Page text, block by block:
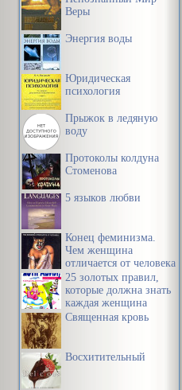
Веры
Энергия воды
Юридическая
психология
Прыжок в ледяную
воду
Протоколы колдуна
Стоменова
5 языков любви
Конец феминизма.
Чем женщина
отличается от человека
25 золотых правил,
которые должна знать
каждая женщина
Священная кровь
Восхитительный